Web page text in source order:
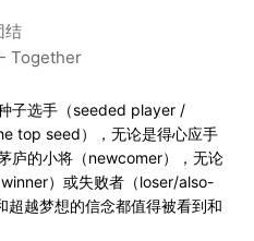
结
Together
子选手（seeded player /
top seed），无论是得心应手
庐的小将（newcomer），无论
）或失败者（loser/also-
超越梦想的信念都值得被看到和